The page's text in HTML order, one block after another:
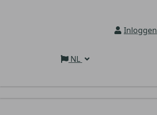
Inloggen
NL